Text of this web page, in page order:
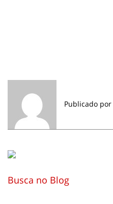
Publicado por
Busca no Blog